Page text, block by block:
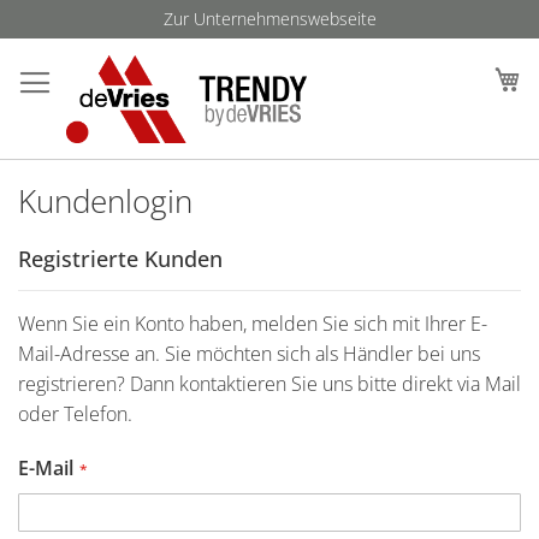
Inhalt
Zur Unternehmenswebseite
Kundenlogin
Registrierte Kunden
Wenn Sie ein Konto haben, melden Sie sich mit Ihrer E-
Mail-Adresse an. Sie möchten sich als Händler bei uns
registrieren? Dann kontaktieren Sie uns bitte direkt via Mail
oder Telefon.
E-Mail